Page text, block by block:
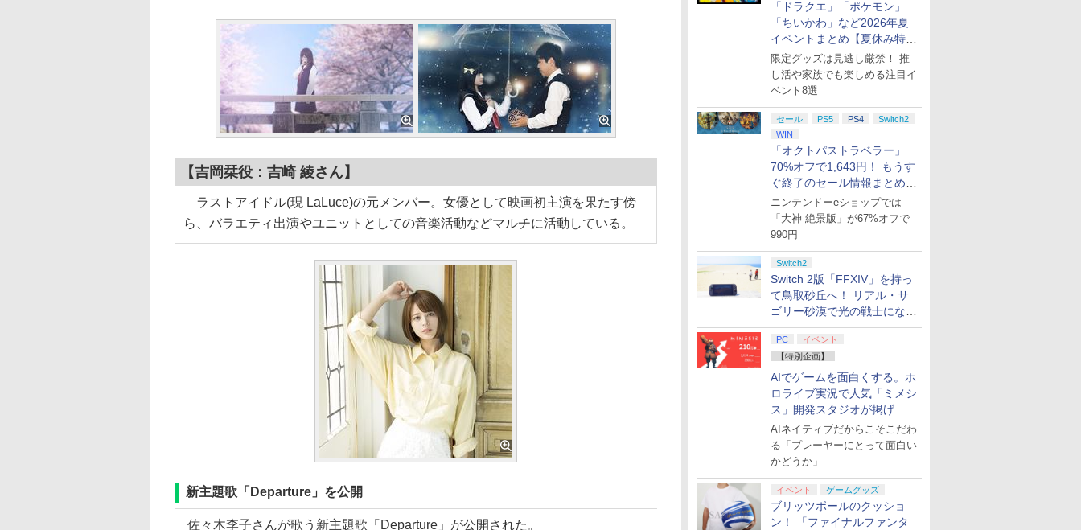
「ドラクエ」「ポケモン」
「ちいかわ」など2026年夏
イベントまとめ【夏休み特
集】
限定グッズは見逃し厳禁！ 推
し活や家族でも楽しめる注目イ
ベント8選
セール PS5 PS4
Switch2
WIN
「オクトパストラベラー」
70%オフで1,643円！ もうす
ぐ終了のセール情報まとめ
【8月8日更新】
ニンテンドーeショップでは
「大神 絶景版」が67%オフで
990円
Switch2
Switch 2版「FFXIV」を持っ
て鳥取砂丘へ！ リアル・サ
ゴリー砂漠で光の戦士になっ
てみた
PC
イベント
【特別企画】
AIでゲームを面白くする。ホ
ロライブ実況で人気「ミメシ
ス」開発スタジオが掲げ
る“AI活用の信念”とは？【講
演レポート】
AIネイティブだからこそこだわ
る「プレーヤーにとって面白い
かどうか」
イベント ゲームグッズ
ブリッツボールのクッショ
ン！ 「ファイナルファンタ
【吉岡栞役：吉崎 綾さん】
ラストアイドル(現 LaLuce)の元メンバー。女優として映画初主演を果たす傍
ら、バラエティ出演やユニットとしての音楽活動などマルチに活動している。
新主題歌「Departure」を公開
佐々木李子さんが歌う新主題歌「Departure」が公開された。